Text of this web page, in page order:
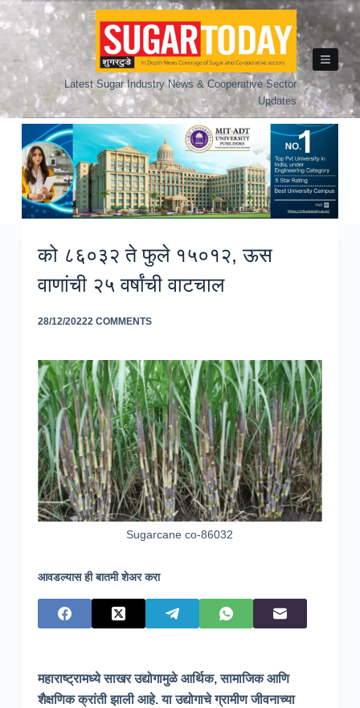
Skip
to
Latest Sugar Industry News & Cooperative Sector
Updates
को ८६०३२ ते फुले १५०१२, ऊस
वाणांची २५ वर्षांची वाटचाल
28/12/20222 COMMENTS
Sugarcane co-86032
आवडल्यास ही बातमी शेअर करा
महाराष्ट्रामध्ये साखर उद्योगामुळे आर्थिक, सामाजिक आणि
शैक्षणिक क्रांती झाली आहे. या उद्योगाचे ग्रामीण जीवनाच्या